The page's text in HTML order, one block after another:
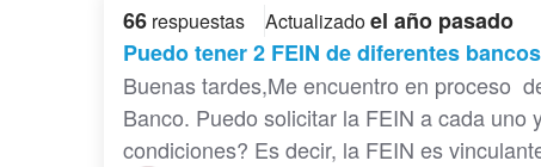
66 respuestas Actualizadoel año pasado
Puedo tener 2 FEIN de diferentes
Buenas tardes,Me encuentro en proceso
Banco. Puedo solicitar la FEIN a cada
condiciones? Es decir, la FEIN es